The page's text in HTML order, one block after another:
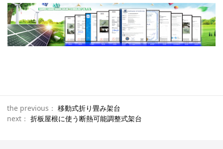
the previous： 移動式折り畳み架台
next： 折板屋根に使う断熱可能調整式架台